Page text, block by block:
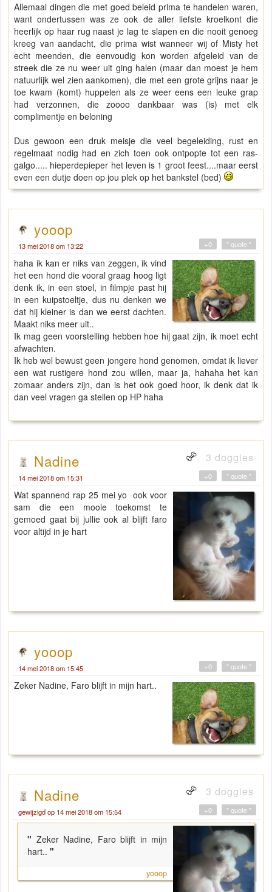
Allemaal dingen die met goed beleid prima te handelen waren,
want ondertussen was ze ook de aller liefste kroelkont die
heerlijk op haar rug naast je lag te slapen en die nooit genoeg
kreeg van aandacht, die prima wist wanneer wij of Misty het
echt meenden, die eenvoudig kon worden afgeleid van de
streek die ze nu weer uit ging halen (maar dan moest je hem
natuurlijk wel zien aankomen), die met een grote grijns naar je
toe kwam (komt) huppelen als ze weer eens een leuke grap
had verzonnen, die zoooo dankbaar was (is) met elk
complimentje en beloning
Dus gewoon een druk meisje die veel begeleiding, rust en
regelmaat nodig had en zich toen ook ontpopte tot een ras-
galgo..... hieperdepieper het leven is 1 groot feest....maar eerst
even een dutje doen op jou plek op het bankstel (bed)
yooop
13 mei 2018 om 13:22 " quote "
+0
haha ik kan er niks van zeggen, ik vind
het een hond die vooral graag hoog ligt
denk ik, in een stoel, in filmpje past hij
in een kuipstoeltje, dus nu denken we
dat hij kleiner is dan we eerst dachten.
Maakt niks meer uit..
Ik mag geen voorstelling hebben hoe hij gaat zijn, ik moet echt
afwachten.
Ik heb wel bewust geen jongere hond genomen, omdat ik liever
een wat rustigere hond zou willen, maar ja, hahaha het kan
zomaar anders zijn, dan is het ook goed hoor, ik denk dat ik
dan veel vragen ga stellen op HP haha
Nadine 3 doggies
14 mei 2018 om 15:31 " quote "
+0
Wat spannend rap 25 mei yo ook voor
sam die een mooie toekomst te
gemoed gaat bij jullie ook al blijft faro
voor altijd in je hart
yooop
14 mei 2018 om 15:45 " quote "
+0
Zeker Nadine, Faro blijft in mijn hart..
Nadine 3 doggies
gewijzigd op 14 mei 2018 om 15:54 " quote "
+0
" Zeker Nadine, Faro blijft in mijn
hart.. "
yooop